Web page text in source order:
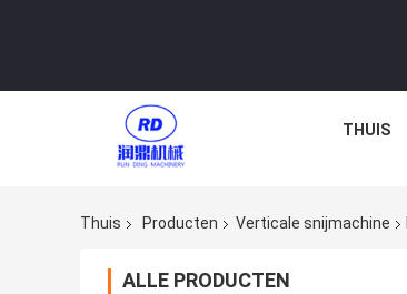
THUIS
Thuis Producten Verticale snijmachine
ALLE PRODUCTEN